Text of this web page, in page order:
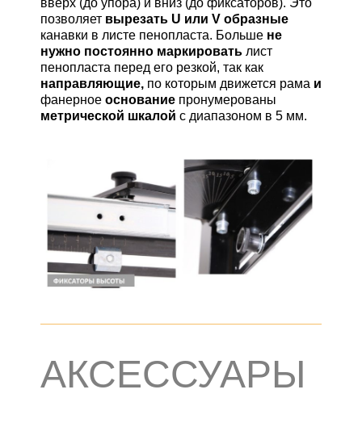
вверх (до упора) и вниз (до фиксаторов). Это
позволяет вырезать U или V образные
канавки в листе пенопласта. Больше не
нужно постоянно маркировать лист
пенопласта перед его резкой, так как
направляющие, по которым движется рама и
фанерное основание пронумерованы
метрической шкалой с диапазоном в 5 мм.
АКСЕССУАРЫ